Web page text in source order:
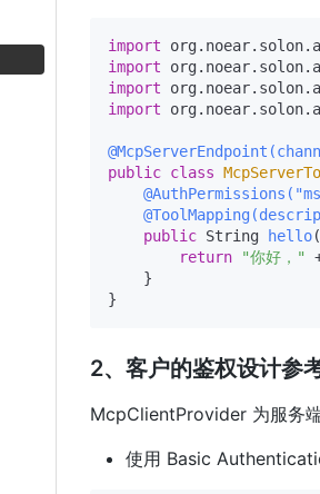
import
import
import
import
public class
public String hello(
return
"你好，"
    }
2、客户的鉴权设计参
McpClientProvider 为服务
使用 Basic